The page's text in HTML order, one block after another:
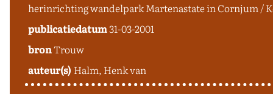
herinrichting wandelpark
publicatiedatum31-03-2001
bronTrouw
auteur(s) Halm, Henk van